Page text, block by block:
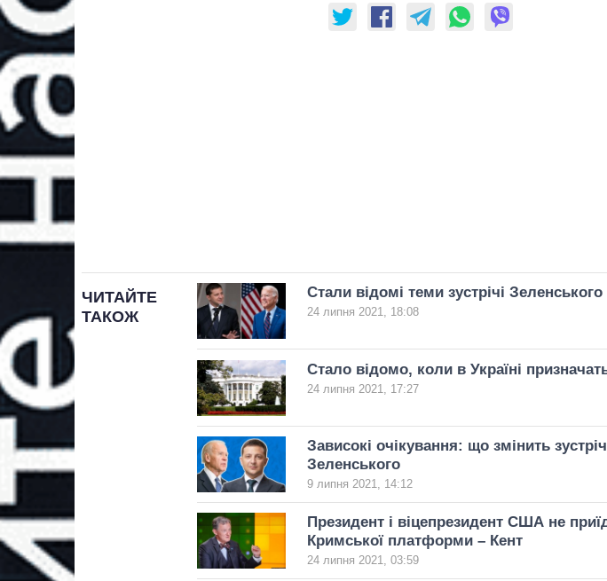
ЧИТАЙТЕ
ТАКОЖ
Стали відомі теми зустрічі
24 липня 2021, 18:08
Стало відомо, коли в Україні
24 липня 2021, 17:27
Зависокі очікування: що змінить
Зеленського
9 липня 2021, 14:12
Президент і віцепрезидент США не
Кримської платформи – Кент
24 липня 2021, 03:59